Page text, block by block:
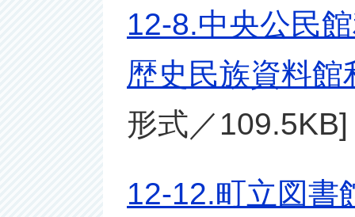
12-8.中央公民
歴史民族資料
形式／109.5KB]
12-12.町立図書